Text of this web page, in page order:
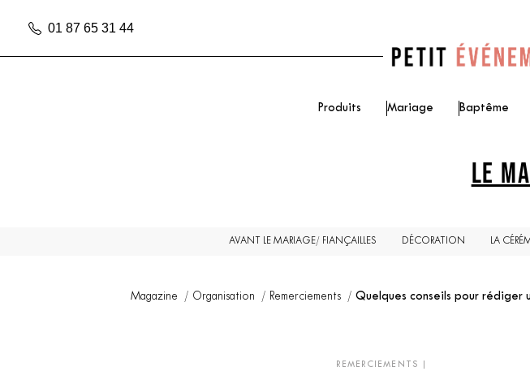
01 87 65 31 44
Produits Mariage Baptême
LE
AVANT LE MARIAGE/ FIANÇAILLES DÉCORATION LA
Magazine Organisation Remerciements Quelques conseils pour rédiger
REMERCIEMENTS